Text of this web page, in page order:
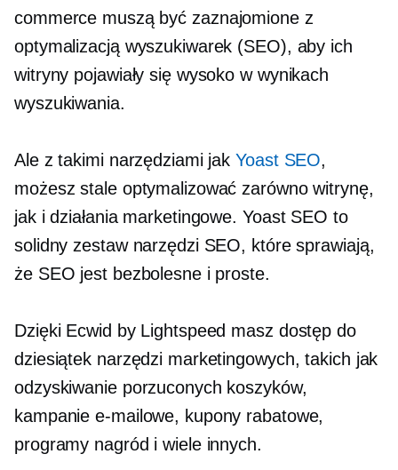
commerce muszą być zaznajomione z
optymalizacją wyszukiwarek (SEO), aby ich
witryny pojawiały się wysoko w wynikach
wyszukiwania.
Ale z takimi narzędziami jakYoast SEO,
możesz stale optymalizować zarówno witrynę,
jak i działania marketingowe. Yoast SEO to
solidny zestaw narzędzi SEO, które sprawiają,
że SEO jest bezbolesne i proste.
Dzięki Ecwid by Lightspeed masz dostęp do
dziesiątek narzędzi marketingowych, takich jak
odzyskiwanie porzuconych koszyków,
kampanie e-mailowe, kupony rabatowe,
programy nagród i wiele innych.